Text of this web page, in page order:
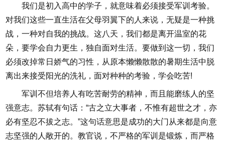
我们是初入高中的学子，就意味着必须接受军训考验。
对我们这些一直生活在父母羽翼下的人来说，无疑是一种挑
战，一种对自我的挑战。这八天，我们都是离开温室的花
朵，要学会自力更生，独自面对生活。要做到这一切，我们
必须改掉常日娇气的习性，从原本懒懒散散的暑期生活中脱
离出来接受阳光的洗礼，面对种种的考验，学会吃苦!
军训不但培养人有吃苦耐劳的精神，而且能磨练人的坚
强意志。苏轼有句话：“古之立大事者，不惟有超世之才，亦
必有坚忍不拔之志。”这句话意思是成功的大门从来都是向意
志坚强的人敞开的。教官说，不严格的军训是锻炼，而严格